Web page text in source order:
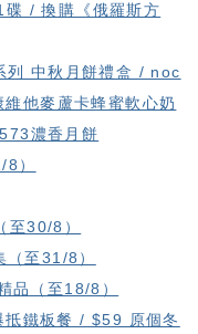
/ 換購《俄羅斯方
列 中秋月餅禮盒 / noc
他麥蘆卡蜂蜜軟心奶
濃香月餅
）
30/8）
至31/8）
品（至18/8）
鐵板餐 / $59 原個冬